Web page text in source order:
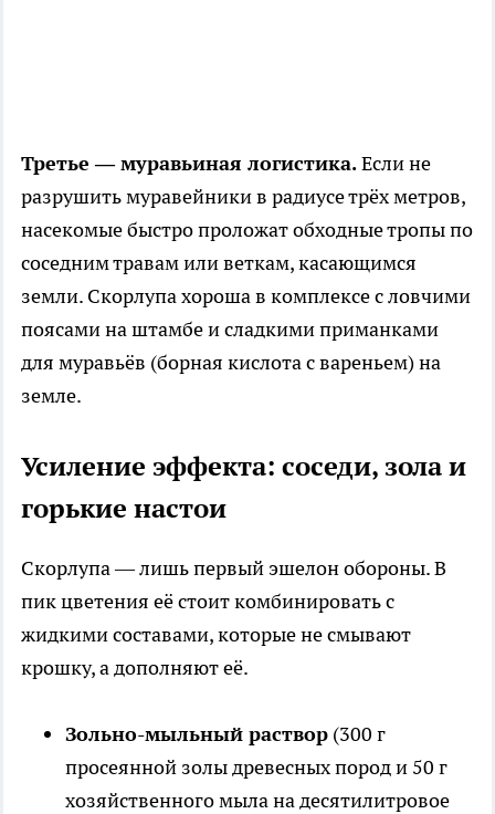
Третье — муравьиная логистика.Если не
разрушить муравейники в радиусе трёх метров,
насекомые быстро проложат обходные тропы по
соседним травам или веткам, касающимся
земли. Скорлупа хороша в комплексе с ловчими
поясами на штамбе и сладкими приманками
для муравьёв (борная кислота с вареньем) на
земле.
Усиление эффекта: соседи, зола и
горькие настои
Скорлупа — лишь первый эшелон обороны. В
пик цветения её стоит комбинировать с
жидкими составами, которые не смывают
крошку, а дополняют её.
Зольно-мыльный раствор (300 г
просеянной золы древесных пород и 50 г
хозяйственного мыла на десятилитровое